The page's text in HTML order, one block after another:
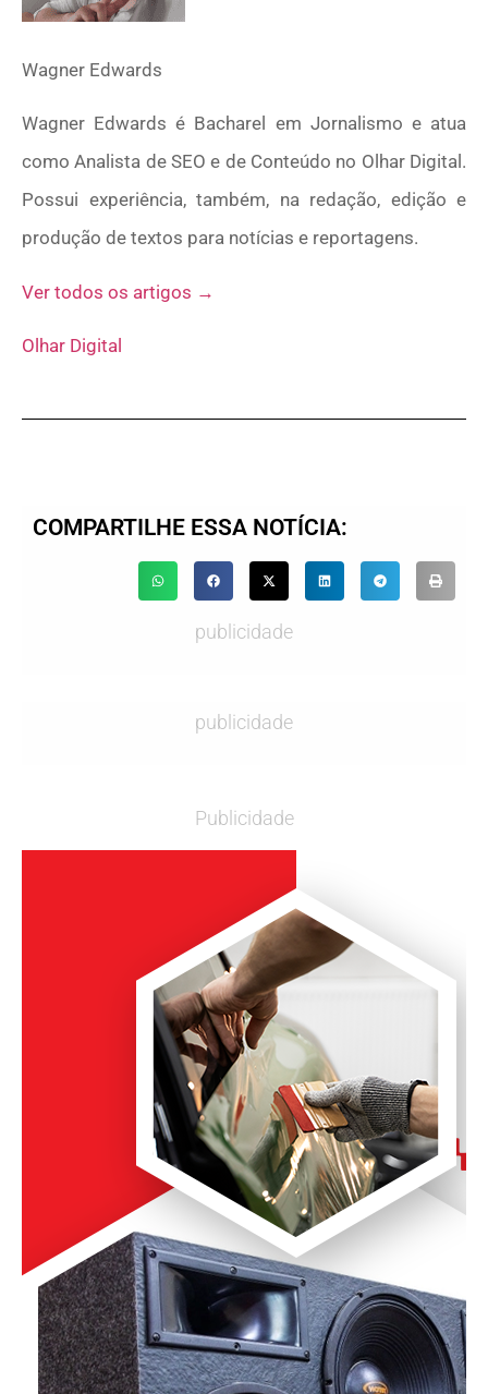
Wagner Edwards
Wagner Edwards é Bacharel em Jornalismo e atua
como Analista de SEO e de Conteúdo no Olhar Digital.
Possui experiência, também, na redação, edição e
produção de textos para notícias e reportagens.
Ver todos os artigos →
Olhar Digital
COMPARTILHE ESSA NOTÍCIA:
publicidade
publicidade
Publicidade